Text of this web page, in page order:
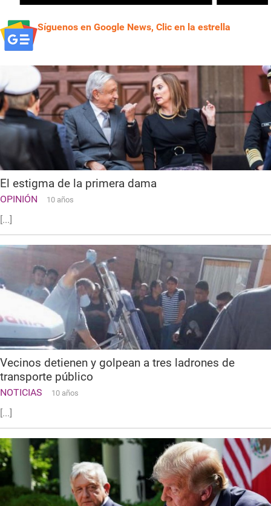
Síguenos en Google News, Clic en la estrella
El estigma de la primera dama
OPINIÓN 10 años
[...]
Vecinos detienen y golpean a tres ladrones de
transporte público
NOTICIAS 10 años
[...]